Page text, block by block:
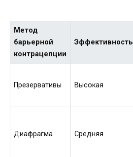
Метод
барьерной
контрацепции
Эффективность
Презервативы Высокая
Диафрагма Средняя